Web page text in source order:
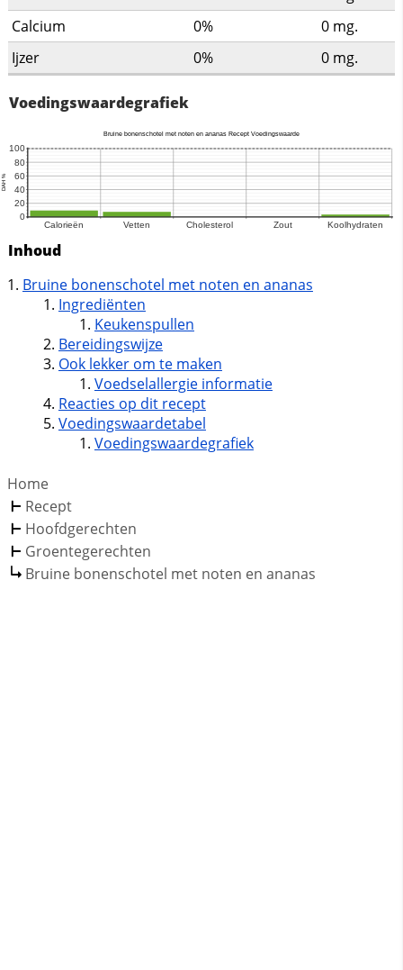
Calcium
0% 0 mg.
Ijzer
0% 0 mg.
Voedingswaardegrafiek
Inhoud
Bruine bonenschotel met noten en ananas
Ingrediënten
Keukenspullen
Bereidingswijze
Ook lekker om te maken
Voedselallergie informatie
Reacties op dit recept
Voedingswaardetabel
Voedingswaardegrafiek
Home
Recept
Hoofdgerechten
Groentegerechten
Bruine bonenschotel met noten en ananas